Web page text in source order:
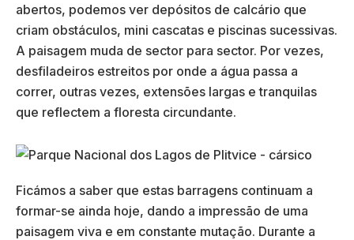
abertos, podemos ver depósitos de calcário que
criam obstáculos, mini cascatas e piscinas sucessivas.
A paisagem muda de sector para sector. Por vezes,
desfiladeiros estreitos por onde a água passa a
correr, outras vezes, extensões largas e tranquilas
que reflectem a floresta circundante.
Ficámos a saber que estas barragens continuam a
formar-se ainda hoje, dando a impressão de uma
paisagem viva e em constante mutação. Durante a